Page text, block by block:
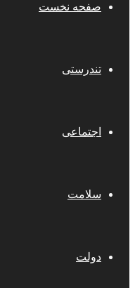
صفحه نخست
تندرستی
اجتماعی
سلامت
دولت